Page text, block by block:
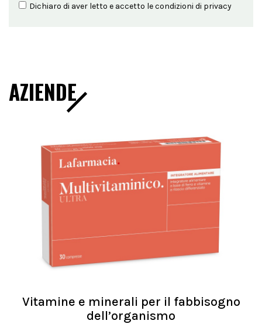
Dichiaro di aver letto e accetto le condizioni di privacy
AZIENDE
Vitamine e minerali per il fabbisogno
dell’organismo